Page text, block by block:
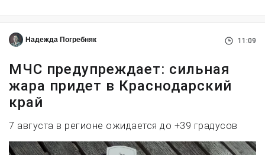
Надежда Погребняк 11:09
МЧС предупреждает: сильная
жара придет в Краснодарский
край
7 августа в регионе ожидается до +39 градусов